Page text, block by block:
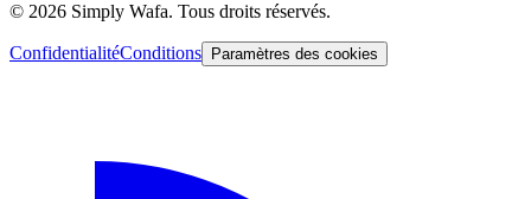
© 2026 Simply Wafa. Tous droits réservés.
ConfidentialitéConditions Paramètres des cookies